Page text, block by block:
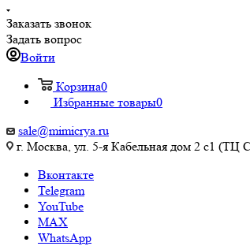
Заказать звонок
Задать вопрос
Войти
Корзина0
Избранные товары0
sale@mimicrya.ru
г. Москва, ул. 5-я Кабельная дом 2 с1 (ТЦ
Вконтакте
Telegram
YouTube
MAX
WhatsApp